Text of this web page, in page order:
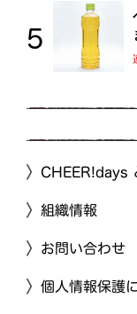
CHEER!days
組織情報
お問い合わせ
個人情報保護